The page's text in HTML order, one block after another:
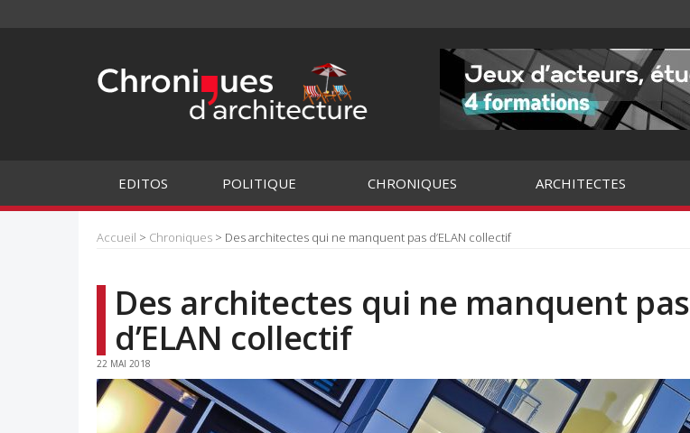
EDITOS POLITIQUE CHRONIQUES ARCHITECTES
Accueil > Chroniques > Des architectes qui ne manquent pas d’ELAN collectif
Des architectes qui ne manquent pas
d’ELAN collectif
22 MAI 2018